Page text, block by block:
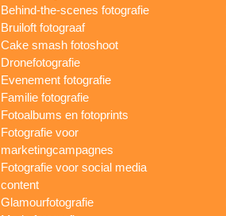
Behind-the-scenes fotografie
Bruiloft fotograaf
Cake smash fotoshoot
Dronefotografie
Evenement fotografie
Familie fotografie
Fotoalbums en fotoprints
Fotografie voor
marketingcampagnes
Fotografie voor social media
content
Glamourfotografie